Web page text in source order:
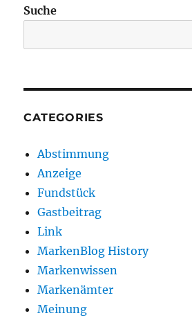
Suche
CATEGORIES
Abstimmung
Anzeige
Fundstück
Gastbeitrag
Link
MarkenBlog History
Markenwissen
Markenämter
Meinung